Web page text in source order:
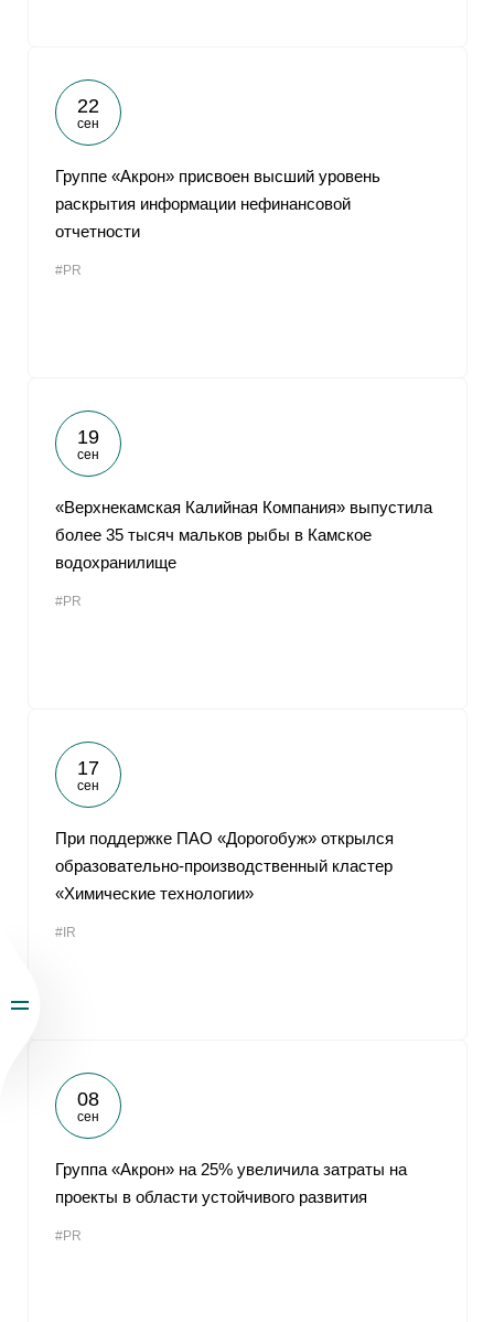
22
сен
Группе «Акрон» присвоен высший уровень
раскрытия информации нефинансовой
отчетности
#PR
19
сен
«Верхнекамская Калийная Компания» выпустила
более 35 тысяч мальков рыбы в Камское
водохранилище
#PR
17
сен
При поддержке ПАО «Дорогобуж» открылся
образовательно-производственный кластер
«Химические технологии»
#IR
08
сен
Группа «Акрон» на 25% увеличила затраты на
проекты в области устойчивого развития
#PR